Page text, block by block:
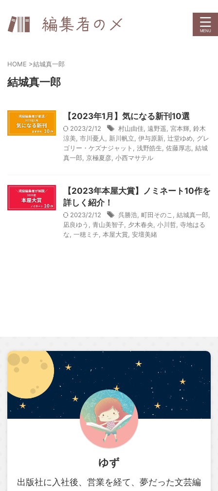
HOME >結城真一郎
結城真一郎
【2023年1月】気になる新刊10選
2023/2/12 村山由佳 遠野遥 宮本輝 鈴木
涼美 市川憂人 新川帆立 伊与原新 辻堂ゆめ
グレ
ゴリー・ケズナジャット
浅野皓生 佐藤厚志 結城
真一郎 京極夏彦 小西マサテル
【2023年本屋大賞】ノミネート10作を
詳しく紹介！
2023/2/12 呉勝浩 町田そのこ 結城真一郎
凪良ゆう
青山美智子 夕木春央 小川哲 寺地はる
な 一穂ミチ 本屋大賞 安壇美緒
ゆず
出版社に入社後、営業を経て、夢だった文芸編